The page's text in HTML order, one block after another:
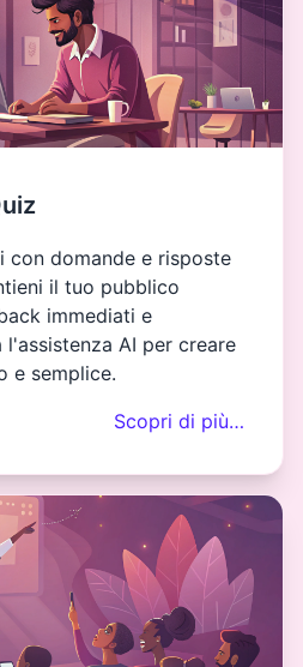
con domande e risposte
il tuo pubblico
immediati e
l'assistenza AI per creare
e semplice.
Scopri di più…